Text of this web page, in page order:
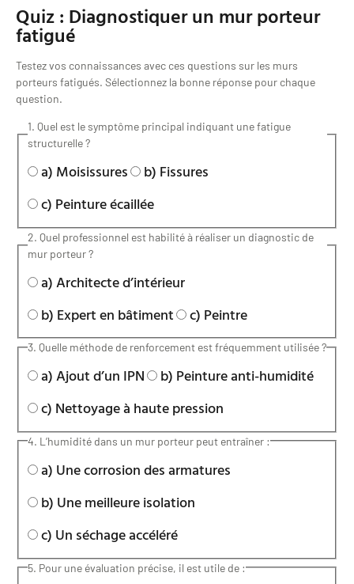
Quiz : Diagnostiquer un mur porteur
fatigué
Testez vos connaissances avec ces questions sur les murs
porteurs fatigués. Sélectionnez la bonne réponse pour chaque
question.
1. Quel est le symptôme principal indiquant une fatigue
structurelle ?
a) Moisissures
b) Fissures
c) Peinture écaillée
2. Quel professionnel est habilité à réaliser un diagnostic de
mur porteur ?
a) Architecte d’intérieur
b) Expert en bâtiment
c) Peintre
3. Quelle méthode de renforcement est fréquemment utilisée ?
a) Ajout d’un IPN
b) Peinture anti-humidité
c) Nettoyage à haute pression
4. L’humidité dans un mur porteur peut entraîner :
a) Une corrosion des armatures
b) Une meilleure isolation
c) Un séchage accéléré
5. Pour une évaluation précise, il est utile de :